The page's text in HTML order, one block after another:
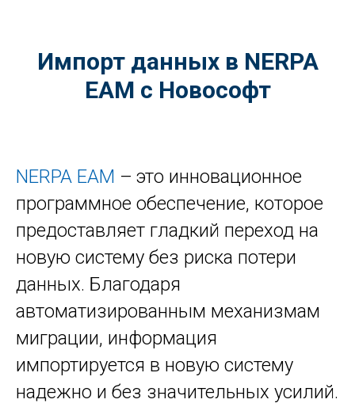
Импорт данных в NERPA
EAM с Новософт
NERPA EAM – это инновационное
программное обеспечение, которое
предоставляет гладкий переход на
новую систему без риска потери
данных. Благодаря
автоматизированным механизмам
миграции, информация
импортируется в новую систему
надежно и без значительных усилий.